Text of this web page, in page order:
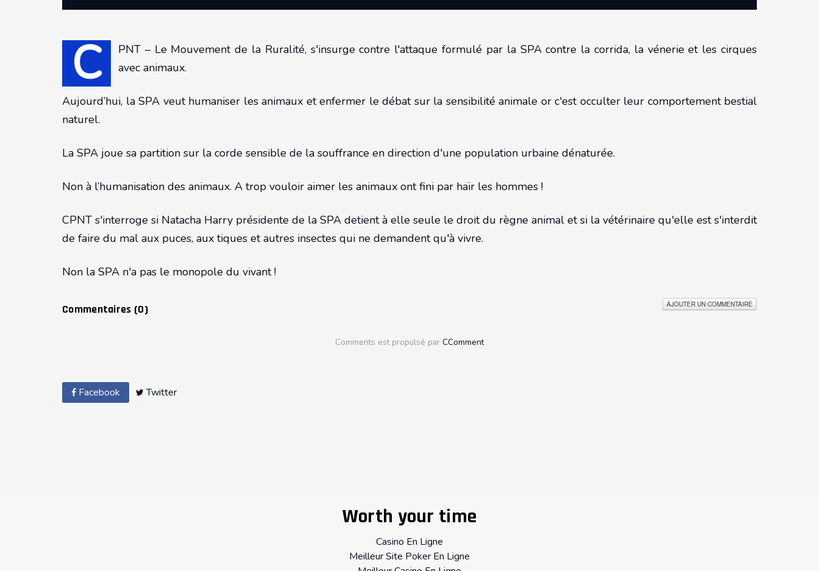
C
PNT – Le Mouvement de la Ruralité, s'insurge contre l'attaque formulé par la SPA contre la corrida, la vénerie et les cirques
avec animaux.
Aujourd’hui, la SPA veut humaniser les animaux et enfermer le débat sur la sensibilité animale or c'est occulter leur comportement bestial
naturel.
La SPA joue sa partition sur la corde sensible de la souffrance en direction d'une population urbaine dénaturée.
Non à l’humanisation des animaux. A trop vouloir aimer les animaux ont fini par haïr les hommes !
CPNT s'interroge si Natacha Harry présidente de la SPA detient à elle seule le droit du règne animal et si la vétérinaire qu'elle est s'interdit
de faire du mal aux puces, aux tiques et autres insectes qui ne demandent qu'à vivre.
Non la SPA n'a pas le monopole du vivant !
Commentaires (0) AJOUTER UN COMMENTAIRE
Comments est propulsé par CComment
Facebook Twitter
Worth your time
Casino En Ligne
Meilleur Site Poker En Ligne